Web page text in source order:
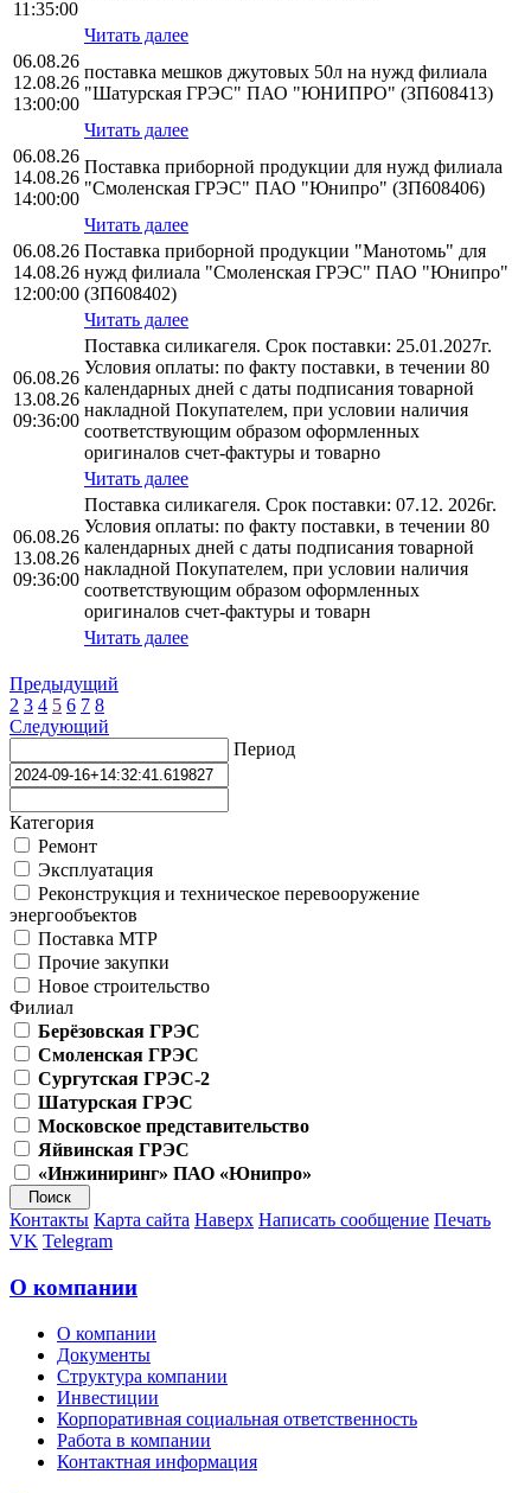
11:35:00
Читать далее
06.08.26
12.08.26
13:00:00
поставка мешков джутовых 50л на нужд филиала
"Шатурская ГРЭС" ПАО "ЮНИПРО" (ЗП608413)
Читать далее
06.08.26
14.08.26
14:00:00
Поставка приборной продукции для нужд филиала
"Смоленская ГРЭС" ПАО "Юнипро" (ЗП608406)
Читать далее
06.08.26
14.08.26
12:00:00
Поставка приборной продукции "Манотомь" для
нужд филиала "Смоленская ГРЭС" ПАО "Юнипро"
(ЗП608402)
Читать далее
06.08.26
13.08.26
09:36:00
Поставка силикагеля. Срок поставки: 25.01.2027г.
Условия оплаты: по факту поставки, в течении 80
календарных дней с даты подписания товарной
накладной Покупателем, при условии наличия
соответствующим образом оформленных
оригиналов счет-фактуры и товарно
Читать далее
06.08.26
13.08.26
09:36:00
Поставка силикагеля. Срок поставки: 07.12. 2026г.
Условия оплаты: по факту поставки, в течении 80
календарных дней с даты подписания товарной
накладной Покупателем, при условии наличия
соответствующим образом оформленных
оригиналов счет-фактуры и товарн
Читать далее
Предыдущий
2 3 4 5 6 7 8
Следующий
Период
Категория
Ремонт
Эксплуатация
Реконструкция и техническое перевооружение
энергообъектов
Поставка МТР
Прочие закупки
Новое строительство
Филиал
Берёзовская ГРЭС
Смоленская ГРЭС
Сургутская ГРЭС-2
Шатурская ГРЭС
Московское представительство
Яйвинская ГРЭС
«Инжиниринг» ПАО «Юнипро»
Контакты Карта сайта Наверх Написать сообщение Печать
VK Telegram
О компании
О компании
Документы
Структура компании
Инвестиции
Корпоративная социальная ответственность
Работа в компании
Контактная информация